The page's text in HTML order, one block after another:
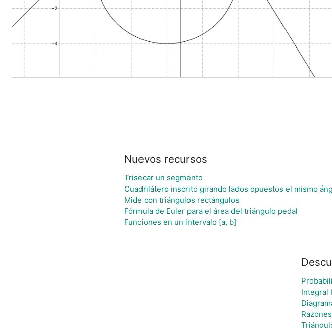
Nuevos recursos
Trisecar un segmento
Cuadrilátero inscrito girando lados opuestos el mismo
Mide con triángulos rectángulos
Fórmula de Euler para el área del triángulo pedal
Funciones en un intervalo [a, b]
Integral
Razones